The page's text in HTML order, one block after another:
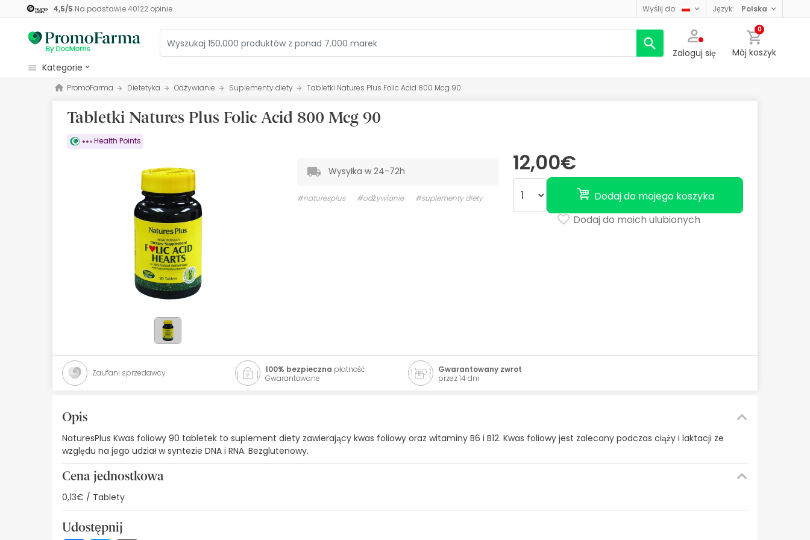
4,5/5 Na podstawie40122opinie wyślij do: język: polska
Zaloguj się
0
Mój koszyk
kategorie
Kosmetyki
Zdrowie
Higiena
Bestsellery
Health Points
PromoFarma Dietetyka Odżywianie Suplementy diety Tabletki Natures Plus Folic Acid 800 Mcg 90
Tabletki Natures Plus Folic Acid 800 Mcg 90
Health Points
12,00€
Dodaj do mojego koszyka
Dodaj do moich ulubionych
Wysyłka w 24-72h
#naturesplus #odżywianie #suplementy diety
Zaufani sprzedawcy 100% bezpieczna płatność
Gwarantowane
Gwarantowany zwrot
przez 14 dni
Opis
NaturesPlus Kwas foliowy 90 tabletek to suplement diety zawierający kwas foliowy oraz witaminy B6 i B12. Kwas foliowy jest zalecany podczas ciąży i laktacji ze
względu na jego udział w syntezie DNA i RNA. Bezglutenowy.
Cena jednostkowa
0,13€ / Tablety
Udostępnij